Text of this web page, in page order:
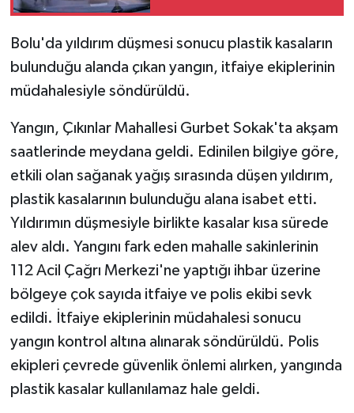
Bolu'da yıldırım düşmesi sonucu plastik kasaların
bulunduğu alanda çıkan yangın, itfaiye ekiplerinin
müdahalesiyle söndürüldü.
Yangın, Çıkınlar Mahallesi Gurbet Sokak'ta akşam
saatlerinde meydana geldi. Edinilen bilgiye göre,
etkili olan sağanak yağış sırasında düşen yıldırım,
plastik kasalarının bulunduğu alana isabet etti.
Yıldırımın düşmesiyle birlikte kasalar kısa sürede
alev aldı. Yangını fark eden mahalle sakinlerinin
112 Acil Çağrı Merkezi'ne yaptığı ihbar üzerine
bölgeye çok sayıda itfaiye ve polis ekibi sevk
edildi. İtfaiye ekiplerinin müdahalesi sonucu
yangın kontrol altına alınarak söndürüldü. Polis
ekipleri çevrede güvenlik önlemi alırken, yangında
plastik kasalar kullanılamaz hale geldi.
Güvenlik
HABERDE İNSAN
İNSAN
İş Dünyası
Jandarma
Kadın
KÜLTÜR SANAT
MAGAZİN
Otomobil